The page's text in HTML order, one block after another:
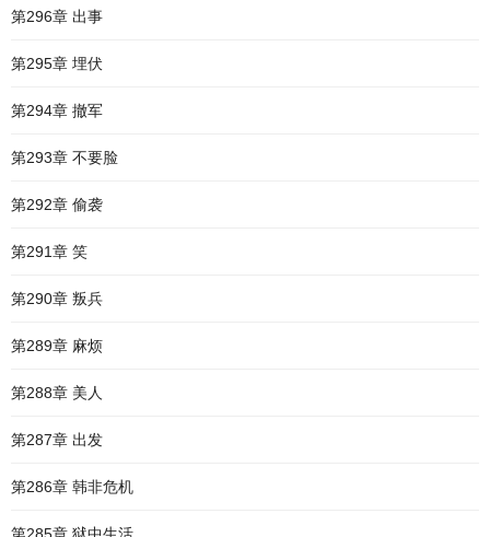
第296章 出事
第295章 埋伏
第294章 撤军
第293章 不要脸
第292章 偷袭
第291章 笑
第290章 叛兵
第289章 麻烦
第288章 美人
第287章 出发
第286章 韩非危机